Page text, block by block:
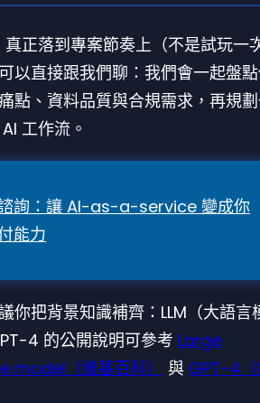
真正落到專案節奏上（不是試玩一
以直接跟我們聊：我們會一起盤
點、資料品質與合規需求，再規
工作流。
詢：讓 AI-as-a-service 變成你
能力
你把背景知識補齊：LLM（大語言
4 的公開說明可參考 Large
model（維基百科）
與 GPT-4